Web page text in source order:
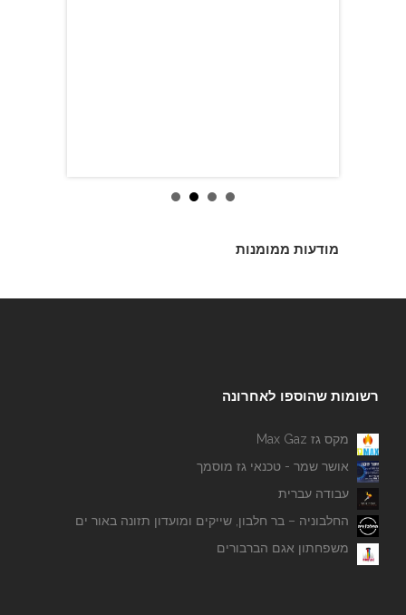
מודעות ממומנות
רשומות שהוספו לאחרונה
מקס גז Max Gaz
אושר שמר - טכנאי גז מוסמך
עבודה עברית
החלבוניה – בר חלבון, שייקים ומועדון תזונה באור ים
משפחתון אגם הברבורים